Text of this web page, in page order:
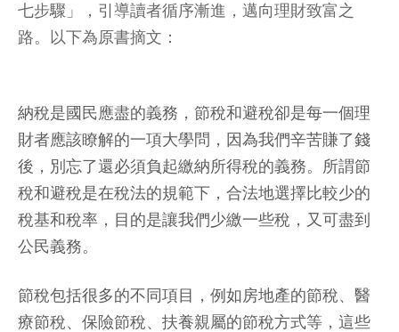
七步驟」，引導讀者循序漸進，邁向理財致富之
路。以下為原書摘文：
納稅是國民應盡的義務，節稅和避稅卻是每一個理
財者應該瞭解的一項大學問，因為我們辛苦賺了錢
後，別忘了還必須負起繳納所得稅的義務。所謂節
稅和避稅是在稅法的規範下，合法地選擇比較少的
稅基和稅率，目的是讓我們少繳一些稅，又可盡到
公民義務。
節稅包括很多的不同項目，例如房地產的節稅、醫
療節稅、保險節稅、扶養親屬的節稅方式等，這些